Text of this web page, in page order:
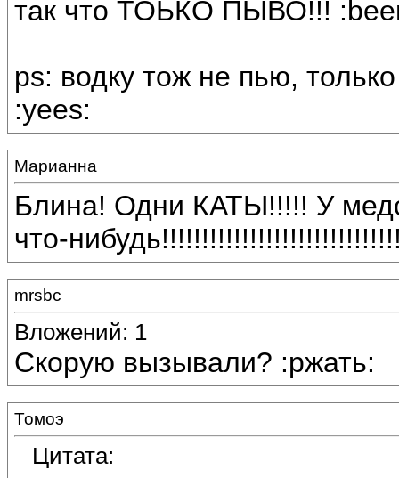
так что ТОЬКО ПЫВО!!!
ps: водку тож не пью,
:yees:
Марианна
Блина! Одни КАТЫ!!!!! У
что-
mrsbc
Вложений: 1
Скорую вызывали? :ржать:
Томоэ
Цитата: